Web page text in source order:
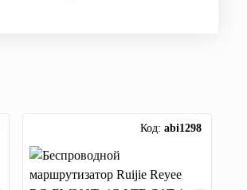
Код: abi1298